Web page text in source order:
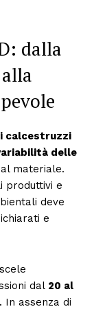
dalla
calcestruzzi
delle
materiale.
produttivi e
deve
e
dal 20 al
In assenza di